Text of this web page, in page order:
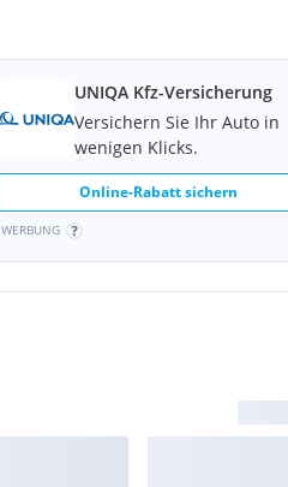
UNIQA Kfz-Versicherung
Versichern Sie Ihr Auto in
wenigen Klicks.
Online-Rabatt sichern
WERBUNG